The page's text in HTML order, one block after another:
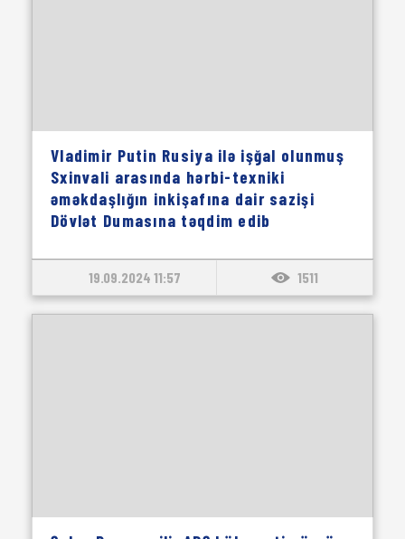
Vladimir Putin Rusiya ilə işğal olunmuş
Sxinvali arasında hərbi-texniki
əməkdaşlığın inkişafına dair sazişi
Dövlət Dumasına təqdim edib
19.09.2024 11:57 1511